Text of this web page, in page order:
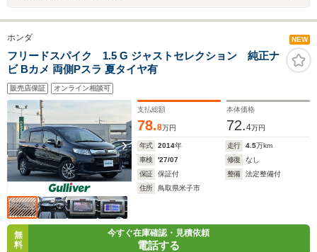
ホンダ NEW
フリードスパイク 1.5 G ジャストセレクション 純正ナ
ビ Bカメ 両側Pスラ 夏タイヤ有
販売店保証 オンライン相談可
支払総額
78.8万円
本体価格
72.4万円
年式 2014年 走行 4.5万km
車検
'27/07 修復
なし
保証
保証付 整備
法定整備付
住所
鳥取県米子市
無
料
今すぐ在庫確認・見積依頼
電話する